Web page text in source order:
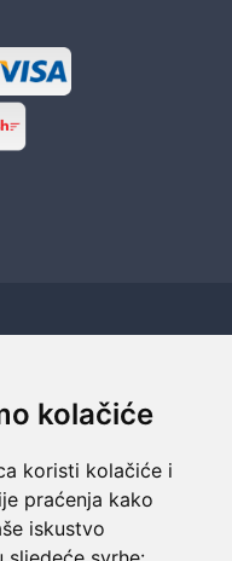
kolačiće
koristi kolačiće i
praćenja kako
iskustvo